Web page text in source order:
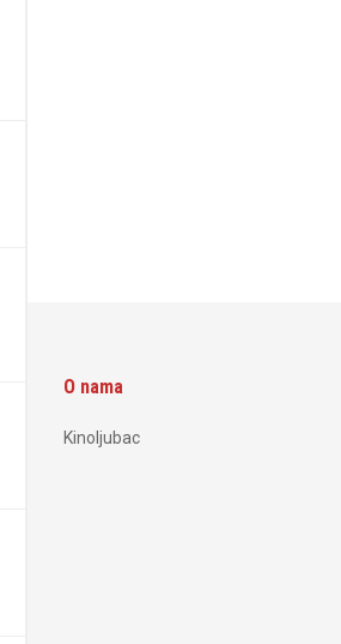
O nama
Kinoljubac